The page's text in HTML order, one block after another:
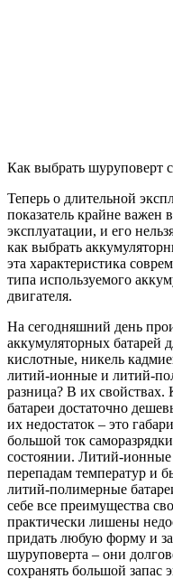
Как выбрать шуруповерт
Теперь о длительной
показатель крайне важен
эксплуатации, и его
как выбрать
эта характеристика
типа используемого
двигателя.
На сегодняшний день
аккумуляторных батарей
кислотные, никель
литий-ионные и литий-
разница? В их
батареи достаточно
их недостаток – это
большой ток
состоянии. Литий-ионные
перепадам температур и
литий-полимерные
себе все преимущества
практически лишены
придать любую форму и
шуруповерта – они
сохранять большой запас